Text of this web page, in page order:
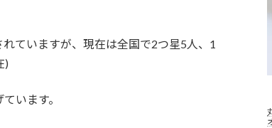
ていますが、現在は全国で2つ星5人、1
)
います。